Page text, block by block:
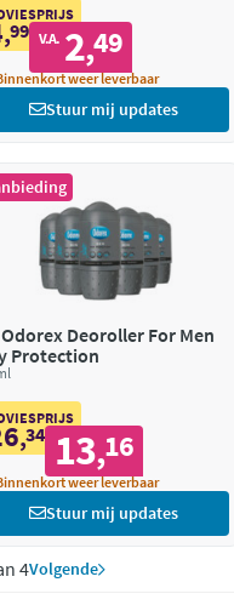
,99 V.A. 2,49
weer leverbaar
Stuur mij updates
Odorex Deoroller For Men
Protection
,34 13,16
weer leverbaar
Stuur mij updates
4Volgende